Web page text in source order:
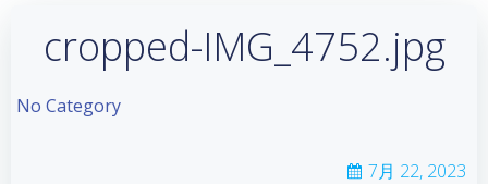
cropped-IMG_4752.jpg
No Category
7月 22, 2023